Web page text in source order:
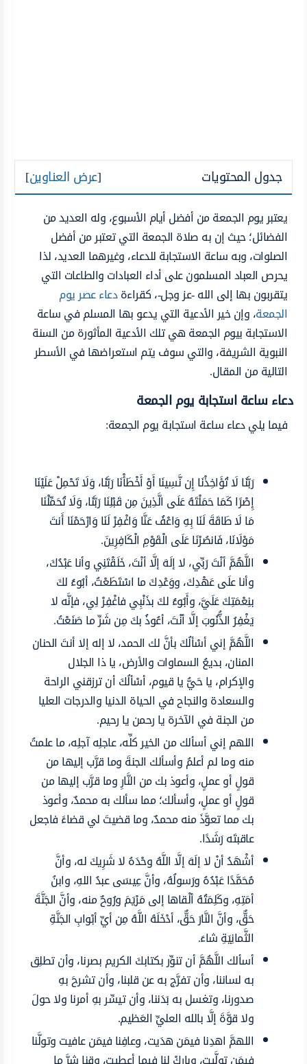
جدول المحتويات [عرض العناوين]
يعتبر يوم الجمعة من أفضل أيام الأسبوع، وله العديد من
الفضائل؛ حيث إن به صلاة الجمعة التي تعتبر من أفضل
الصلوات، وبه ساعة الاستجابة للدعاء، وغيرهما العديد، لذا
يحرص العباد المسلمون على أداء العبادات والطاعات التي
يتقربون بها إلى الله -عز وجل-، كقراءةدعاء عصر يوم
الجمعة، وإن خير الأدعية التي يدعو بها المسلم في ساعة
الاستجابة بيوم الجمعة هي تلك الأدعية المأثورة من السنة
النبوية الشريفة، والتي سوف يتم استعراضها في الأسطر
التالية من المقال.
دعاء ساعة استجابة يوم الجمعة
فيما يلي دعاء ساعة استجابة يوم الجمعة:
رَبَّنَا لَا تُؤَاخِذْنَا إِن نَّسِينَا أَوْ أَخْطَأْنَا رَبَّنَا، وَلَا تَحْمِلْ عَلَيْنَا
إِصْرًا كَمَا حَمَلْتَهُ عَلَى الَّذِينَ مِن قَبْلِنَا رَبَّنَا، وَلَا تُحَمِّلْنَا
مَا لَا طَاقَةَ لَنَا بِهِ وَاعْفُ عَنَّا وَاغْفِرْ لَنَا وَارْحَمْنَا أَنتَ
مَوْلَانَا، فَانصُرْنَا عَلَى الْقَوْمِ الْكَافِرِينَ.
اللَّهُمَّ أنْتَ رَبِّي، لا إلَهَ إلَّا أنْتَ، خَلَقْتَنِي وأنا عَبْدُكَ،
وأنا علَى عَهْدِكَ، ووَعْدِكَ ما اسْتَطَعْتُ، أبُوءُ لكَ
بنِعْمَتِكَ عَلَيَّ، وأَبُوءُ لكَ بذَنْبِي فاغْفِرْ لِي، فإنَّه لا
يَغْفِرُ الذُّنُوبَ إلَّا أنْتَ، أعُوذُ بكَ مِن شَرِّ ما صَنَعْتُ.
اللَّهُمَّ إني أسْألُكَ بأنَّ لك الحمد، لا إله إلا أنتَ الحنان
المنان، بديعُ السماوات والأرض، يا ذا الجلال
والإكرام، يا حَيُّ يا قيوم، أسْألُكَ أن ترزقني الراحة
والسعادة والنجاح في الحياة الدنيا والدرجات العليا
من الجنة في الآخرة يا رحمن يا رحيم.
اللهم إني أسألك من الخير كلِّه، عاجلِه آجلِه، ما علمتُ
منه وما لم أعلمُ وأسألك الجنةَ وما قرَّب إليها من
قولٍ أو عملٍ، وأعوذ بك من النَّارِ وما قرَّب إليها من
قولٍ أو عملٍ، وأسألك؛ مما سألك به محمدٌ، وأعوذ
بك مما تعوَّذَ منه محمدٌ، وما قضيتَ لي قضاءً فاجعل
عاقبتَه رَشَدًا.
أشْهَدُ أنْ لا إلَهَ إلَّا اللَّهُ وحْدَهُ لا شَرِيكَ له، وأنَّ
مُحَمَّدًا عَبْدُهُ ورَسولُهُ، وأنَّ عِيسَى عبدُ اللهِ، وابنُ
أمَتِهِ، وكَلِمَتُهُ ألْقاها إلى مَرْيَمَ ورُوحٌ منه، وأنَّ الجَنَّةَ
حَقٌّ، وأنَّ النَّارَ حَقٌّ، أدْخَلَهُ اللَّهُ مِن أيِّ أبْوابِ الجَنَّةِ
الثَّمانِيَةِ شاءَ.
أسألك اللَّهُمَّ أن تنوِّر بكتابكَ الكريم بصرنا، وأن تطلِق
به لساننا، وأن تفرَّج به عن قلبنا، وأن تشرحَ بهِ
صدورنا، وتغسل به بَدَننا، وأن تيسِّر بهِ أمرنا ولا حولَ
ولا قوَّةَ إلَّا بالله العليِّ العَظيم.
اللهمَّ اهدِنا فيمَن هدَيت، وعافِنا فيمَن عافيت وتولَّنا